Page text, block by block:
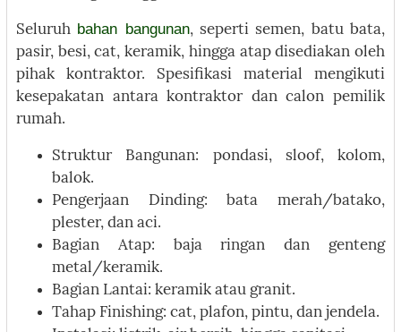
Seluruh bahan bangunan, seperti semen, batu bata,
pasir, besi, cat, keramik, hingga atap disediakan oleh
pihak kontraktor. Spesifikasi material mengikuti
kesepakatan antara kontraktor dan calon pemilik
rumah.
Struktur Bangunan: pondasi, sloof, kolom,
balok.
Pengerjaan Dinding: bata merah/batako,
plester, dan aci.
Bagian Atap: baja ringan dan genteng
metal/keramik.
Bagian Lantai: keramik atau granit.
Tahap Finishing: cat, plafon, pintu, dan jendela.